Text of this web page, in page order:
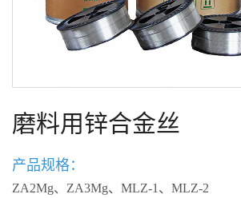
磨料用锌合金丝
产品规格：
ZA2Mg、ZA3Mg、MLZ-1、MLZ-2